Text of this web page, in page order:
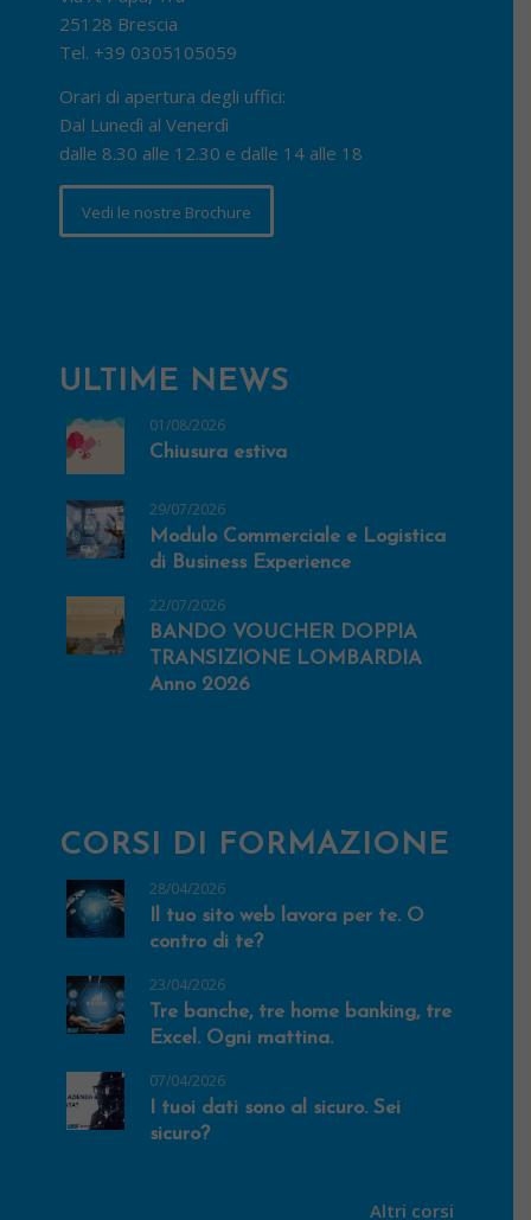
25128 Brescia
Tel. +39 0305105059
Orari di apertura degli uffici:
Dal Lunedì al Venerdì
dalle 8.30 alle 12.30 e dalle 14 alle 18
Vedi le nostre Brochure
ULTIME NEWS
01/08/2026
Chiusura estiva
29/07/2026
Modulo Commerciale e Logistica
di Business Experience
22/07/2026
BANDO VOUCHER DOPPIA
TRANSIZIONE LOMBARDIA
Anno 2026
CORSI DI FORMAZIONE
28/04/2026
Il tuo sito web lavora per te. O
contro di te?
23/04/2026
Tre banche, tre home banking, tre
Excel. Ogni mattina.
07/04/2026
I tuoi dati sono al sicuro. Sei
sicuro?
Altri corsi